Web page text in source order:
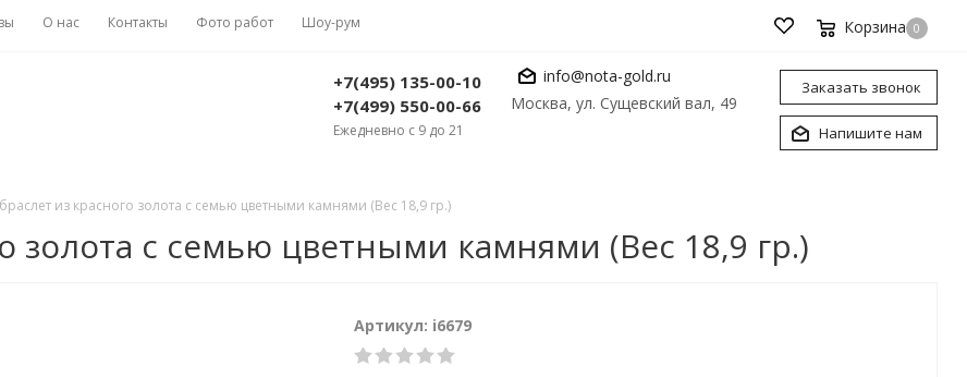
О нас Контакты Фото работ Шоу-рум Корзина 0
+7(495) 135-00-10
+7(499) 550-00-66
Ежедневно с 9 до 21
info@nota-gold.ru
Москва, ул. Сущевский вал, 49
Заказать звонок
Напишите нам
из красного золота с семью цветными камнями (Вес 18,9 гр.)
золота с семью цветными камнями (Вес 18,9 гр.)
Артикул: i6679